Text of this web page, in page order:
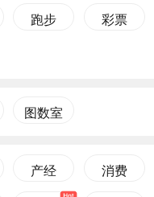
跑步 彩票
图数室
产经 消费